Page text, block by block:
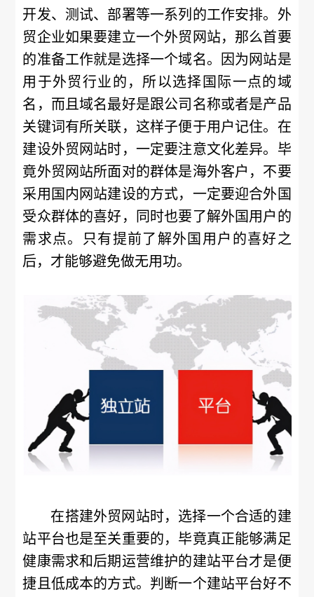
开发、测试、部署等一系列的工作安排。外
贸企业如果要建立一个外贸网站，那么首要
的准备工作就是选择一个域名。因为网站是
用于外贸行业的，所以选择国际一点的域
名，而且域名最好是跟公司名称或者是产品
关键词有所关联，这样子便于用户记住。在
建设外贸网站时，一定要注意文化差异。毕
竟外贸网站所面对的群体是海外客户，不要
采用国内网站建设的方式，一定要迎合外国
受众群体的喜好，同时也要了解外国用户的
需求点。只有提前了解外国用户的喜好之
后，才能够避免做无用功。
在搭建外贸网站时，选择一个合适的建
站平台也是至关重要的，毕竟真正能够满足
健康需求和后期运营维护的建站平台才是便
捷且低成本的方式。判断一个建站平台好不